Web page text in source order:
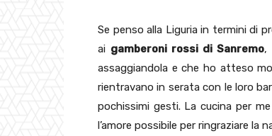
Se penso alla Liguria in termini di
ai gamberoni rossi di Sanremo,
assaggiandola e che ho atteso
rientravano in serata con le loro
pochissimi gesti. La cucina per
l’amore possibile per ringraziare la